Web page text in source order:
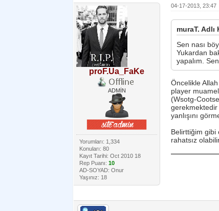
proF.Ua_FaKe
ADMİN
Yorumları: 1,334
Konuları: 80
Kayıt Tarihi: Oct 2010 18
Rep Puanı: 10
AD-SOYAD: Onur
Yaşınız: 18
04-17-2013, 23:47
muraT. Adlı
Sen nası
Yukardan
yapalım.
Öncelikle
player
(Wsotg-
gerekmektedir
yanlışını
Belirttiğim gibi
rahatsız